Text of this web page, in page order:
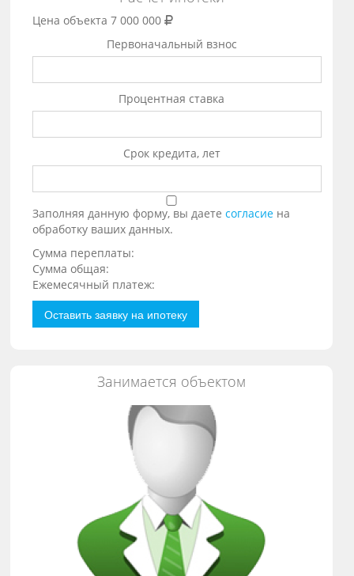
Цена объекта 7 000 000
Первоначальный взнос
Процентная ставка
Срок кредита, лет
Заполняя данную форму, вы даетесогласие на
обработку ваших данных.
Сумма переплаты:
Сумма общая:
Ежемесячный платеж:
Оставить заявку на ипотеку
Занимается объектом